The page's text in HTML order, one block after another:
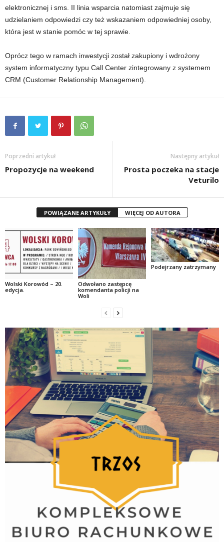
elektronicznej i sms. II linia wsparcia natomiast zajmuje się
udzielaniem odpowiedzi czy też wskazaniem odpowiedniej osoby,
która jest w stanie pomóc w tej sprawie.
Oprócz tego w ramach inwestycji został zakupiony i wdrożony
system informatyczny typu Call Center zintegrowany z systemem
CRM (Customer Relationship Management).
Poprzedni artykuł
Propozycje na weekend
Następny artykuł
Prosta poczeka na stacje
Veturilo
POWIĄZANE ARTYKUŁY WIĘCEJ OD AUTORA
Wolski Korowód – 20.
edycja.
Odwołano zastępcę
komendanta policji na
Woli
Podejrzany zatrzymany